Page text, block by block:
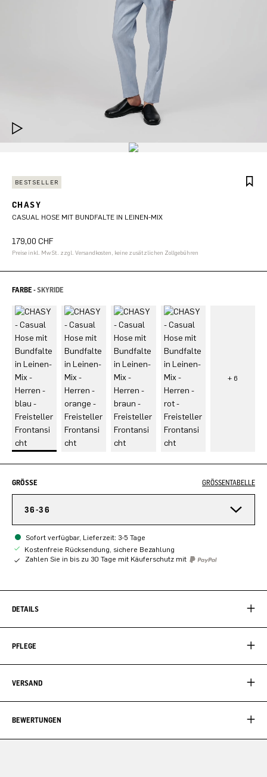
BESTSELLER
CHASY
CASUAL HOSE MIT BUNDFALTE IN LEINEN-MIX
179,00 CHF
Preise inkl. MwSt. zzgl. Versandkosten, keine zusätzlichen Zollgebühren
FARBE -SKYRIDE
GRÖSSE GRÖSSENTABELLE
36-36
Sofort verfügbar, Lieferzeit: 3-5 Tage
Kostenfreie Rücksendung, sichere Bezahlung
Zahlen Sie in bis zu 30 Tage mit Käuferschutz mit
DETAILS
PFLEGE
VERSAND
BEWERTUNGEN